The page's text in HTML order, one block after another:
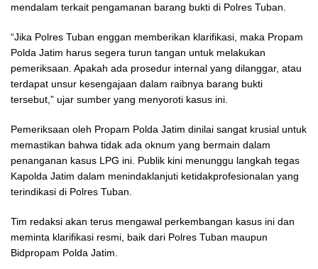
mendalam terkait pengamanan barang bukti di Polres Tuban.
“Jika Polres Tuban enggan memberikan klarifikasi, maka Propam
Polda Jatim harus segera turun tangan untuk melakukan
pemeriksaan. Apakah ada prosedur internal yang dilanggar, atau
terdapat unsur kesengajaan dalam raibnya barang bukti
tersebut,” ujar sumber yang menyoroti kasus ini.
Pemeriksaan oleh Propam Polda Jatim dinilai sangat krusial untuk
memastikan bahwa tidak ada oknum yang bermain dalam
penanganan kasus LPG ini. Publik kini menunggu langkah tegas
Kapolda Jatim dalam menindaklanjuti ketidakprofesionalan yang
terindikasi di Polres Tuban.
Tim redaksi akan terus mengawal perkembangan kasus ini dan
meminta klarifikasi resmi, baik dari Polres Tuban maupun
Bidpropam Polda Jatim.